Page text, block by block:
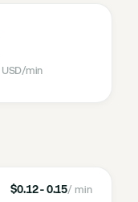
USD/min
$0.12 - 0.15/ min